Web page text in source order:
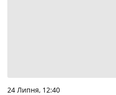
24 Липня, 12:40